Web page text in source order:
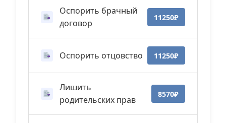
Оспорить брачный
договор
11250₽
Оспорить отцовство 11250₽
Лишить
родительских прав
8570₽